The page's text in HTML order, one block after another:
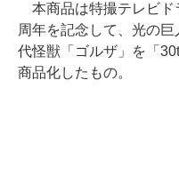
本商品は特撮テレビド
周年を記念して、光の
代怪獣「ゴルザ」を「
商品化したもの。